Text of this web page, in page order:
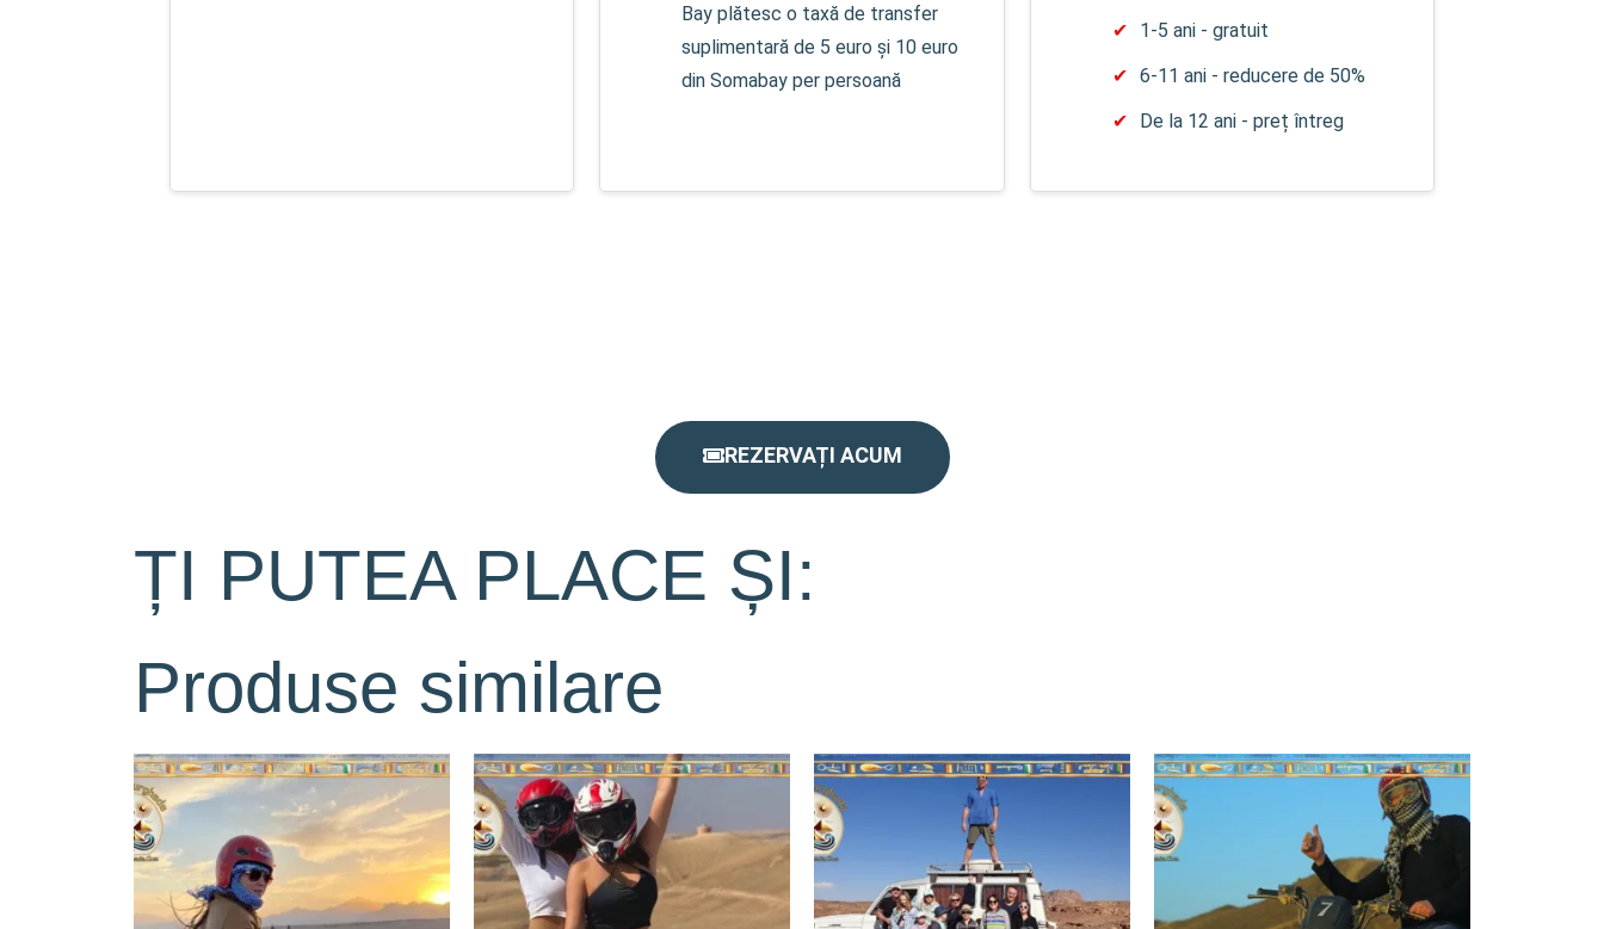
Bay plătesc o taxă de transfer
suplimentară de 5 euro și 10 euro
din Somabay per persoană
1-5 ani - gratuit
6-11 ani - reducere de 50%
De la 12 ani - preț întreg
REZERVAȚI ACUM
ȚI PUTEA PLACE ȘI:
Produse similare